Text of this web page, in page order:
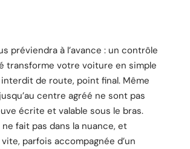
préviendra à l’avance : un contrôle
transforme votre voiture en simple
de route, point final. Même
centre agréé ne sont pas
écrite et valable sous le bras.
fait pas dans la nuance, et
parfois accompagnée d’un